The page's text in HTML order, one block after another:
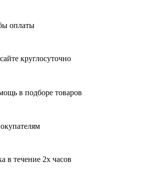
оплаты
круглосуточно
в подборе товаров
в течение 2х часов